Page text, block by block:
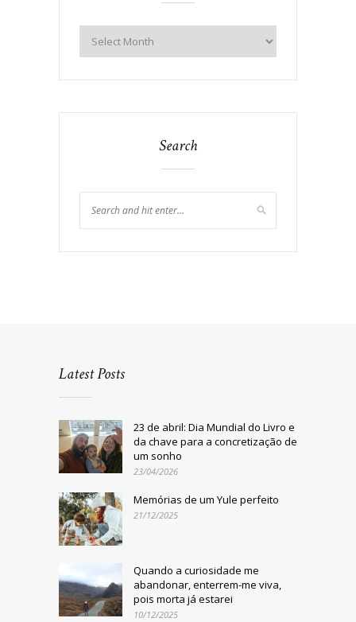
Search
Latest Posts
23 de abril: Dia Mundial do Livro e
da chave para a concretização de
um sonho
23/04/2026
Memórias de um Yule perfeito
21/12/2025
Quando a curiosidade me
abandonar, enterrem-me viva,
pois morta já estarei
10/12/2025